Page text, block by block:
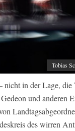
Tobias
in der Lage, die
und anderen
des wirren